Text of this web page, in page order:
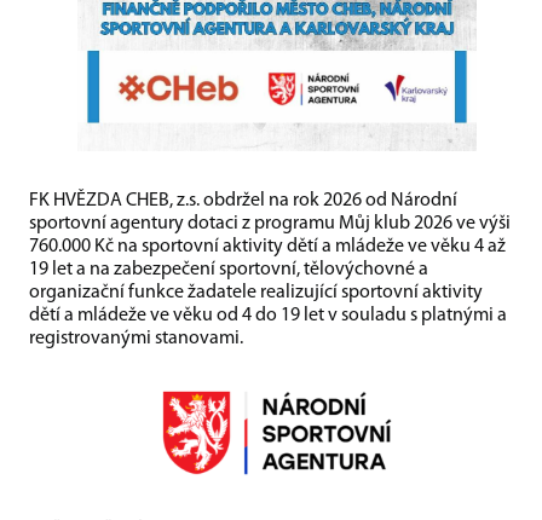
FK HVĚZDA CHEB, z.s. obdržel na rok 2026 od Národní
sportovní agentury dotaci z programu Můj klub 2026 ve výši
760.000 Kč na sportovní aktivity dětí a mládeže ve věku 4 až
19 let a na zabezpečení sportovní, tělovýchovné a
organizační funkce žadatele realizující sportovní aktivity
dětí a mládeže ve věku od 4 do 19 let v souladu s platnými a
registrovanými stanovami.